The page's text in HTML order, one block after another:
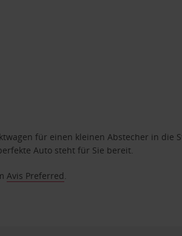
für einen kleinen Abstecher in die
Auto steht für Sie bereit.
Avis Preferred.